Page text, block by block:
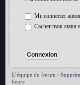
Me connecter
Cacher mon statut
L’équipe du forum •
heure